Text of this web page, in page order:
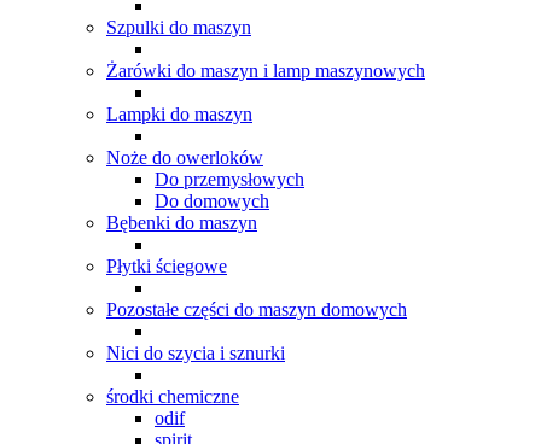
Szpulki do maszyn
Żarówki do maszyn i lamp maszynowych
Lampki do maszyn
Noże do owerloków
Do przemysłowych
Do domowych
Bębenki do maszyn
Płytki ściegowe
Pozostałe części do maszyn domowych
Nici do szycia i sznurki
środki chemiczne
odif
spirit